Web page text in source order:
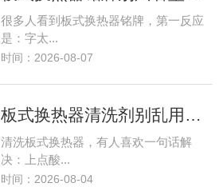
很多人看到板式换热器铭牌，第一反应
是：字太...
时间：2026-08-07
清洗板式换热器，有人喜欢一句话解
决：上点酸...
时间：2026-08-04